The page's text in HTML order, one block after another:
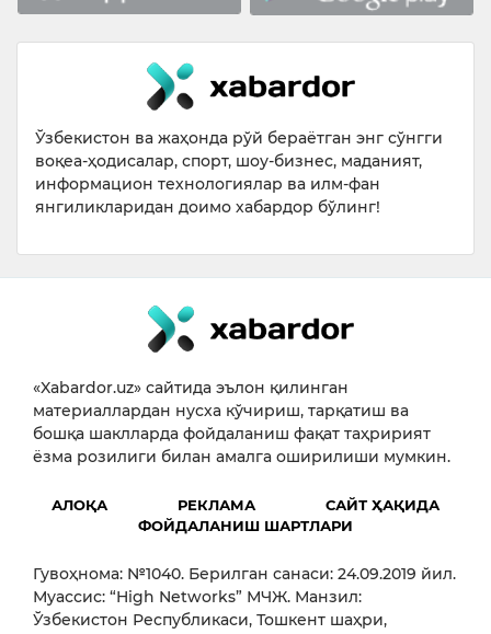
Ўзбекистон ва жаҳонда рўй бераётган энг сўнгги
воқеа-ҳодисалар, спорт, шоу-бизнес, маданият,
информацион технологиялар ва илм-фан
янгиликларидан доимо хабардор бўлинг!
«Xabardor.uz» сайтида эълон қилинган
материаллардан нусха кўчириш, тарқатиш ва
бошқа шаклларда фойдаланиш фақат таҳририят
ёзма розилиги билан амалга оширилиши мумкин.
АЛОҚА РЕКЛАМА
САЙТ ҲАҚИДА
ФОЙДАЛАНИШ ШАРТЛАРИ
Гувоҳнома: №1040. Берилган санаси: 24.09.2019 йил.
Муассис: “High Networks” МЧЖ. Манзил:
Ўзбекистон Республикаси, Тошкент шаҳри,